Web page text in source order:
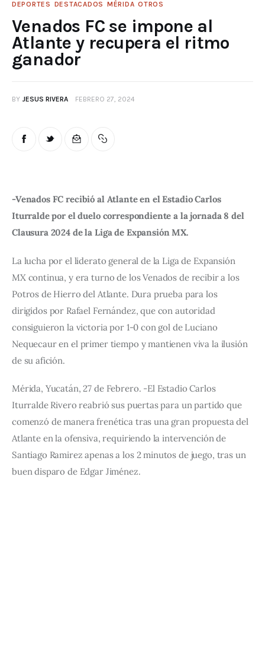
DEPORTES DESTACADOS MÉRIDA OTROS
Venados FC se impone al
Atlante y recupera el ritmo
ganador
BY JESUS RIVERA FEBRERO 27, 2024
-Venados FC recibió al Atlante en el Estadio Carlos
Iturralde por el duelo correspondiente a la jornada 8 del
Clausura 2024 de la Liga de Expansión MX.
La lucha por el liderato general de la Liga de Expansión
MX continua, y era turno de los Venados de recibir a los
Potros de Hierro del Atlante. Dura prueba para los
dirigidos por Rafael Fernández, que con autoridad
consiguieron la victoria por 1-0 con gol de Luciano
Nequecaur en el primer tiempo y mantienen viva la ilusión
de su afición.
Mérida, Yucatán, 27 de Febrero. -El Estadio Carlos
Iturralde Rivero reabrió sus puertas para un partido que
comenzó de manera frenética tras una gran propuesta del
Atlante en la ofensiva, requiriendo la intervención de
Santiago Ramirez apenas a los 2 minutos de juego, tras un
buen disparo de Edgar Jiménez.